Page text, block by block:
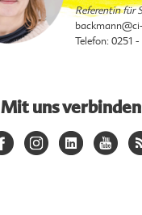
Referentin für
backmann
Telefon: 0251 -
Mit uns verbinden